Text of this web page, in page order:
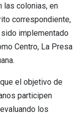
las colonias, en
correspondiente,
sido implementado
Centro, La Presa
el objetivo de
participen
los